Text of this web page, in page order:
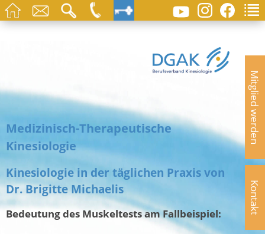
Mitglied werden
Kontakt
Medizinisch-Therapeutische
Kinesiologie
Kinesiologie in der täglichen Praxis von
Dr. Brigitte Michaelis
Bedeutung des Muskeltests am Fallbeispiel: